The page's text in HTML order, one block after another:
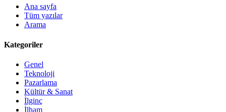
Ana sayfa
Tüm yazılar
Arama
Kategoriler
Genel
Teknoloji
Pazarlama
Kültür & Sanat
İlginç
İlham